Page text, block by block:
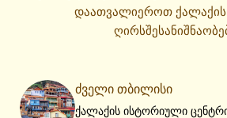
დაათვალიეროთ ქალაქის
ძველი თბილისი
ქალაქის ისტორიული